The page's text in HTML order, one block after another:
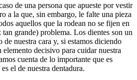
de una persona que apueste por vestir
a la que, sin embargo, le falte una pieza
aquellos que la rodean no se fijen en
tan grande) problema. Los dientes son un
nuestra cara y, si estamos diciendo
elemento decisivo para cuidar nuestra
cuenta de lo importante que es
el de nuestra dentadura.